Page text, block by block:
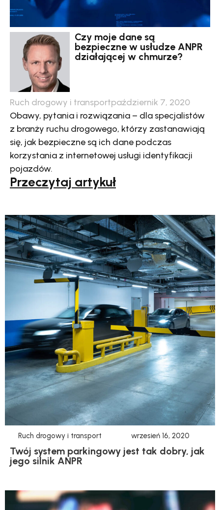
Czy moje dane są
bezpieczne w usłudze ANPR
działającej w chmurze?
Ruch drogowy i transportpaździernik 7, 2020
Obawy, pytania i rozwiązania – dla specjalistów
z branży ruchu drogowego, którzy zastanawiają
się, jak bezpieczne są ich dane podczas
korzystania z internetowej usługi identyfikacji
pojazdów.
Przeczytaj artykuł
Ruch drogowy i transport wrzesień 16, 2020
Twój system parkingowy jest tak dobry, jak
jego silnik ANPR